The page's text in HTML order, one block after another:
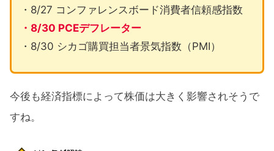
・8/27 コンファレンスボード消費者信頼感指数
・8/30 PCEデフレーター
・8/30 シカゴ購買担当者景気指数（PMI）
今後も経済指標によって株価は大きく影響されそうで
すね。